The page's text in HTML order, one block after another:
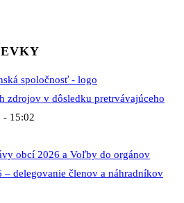
zdrojov v dôsledku pretrvávajúceho
- 15:02
obcí 2026 a Voľby do orgánov
– delegovanie členov a náhradníkov